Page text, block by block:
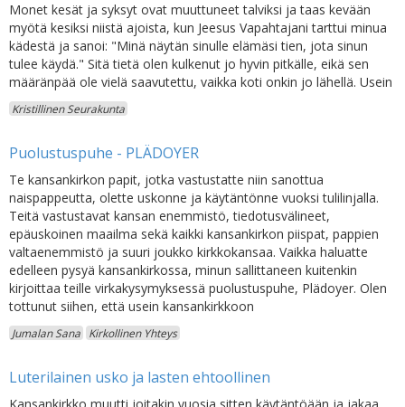
Monet kesät ja syksyt ovat muuttuneet talviksi ja taas kevään
myötä kesiksi niistä ajoista, kun Jeesus Vapahtajani tarttui minua
kädestä ja sanoi: "Minä näytän sinulle elämäsi tien, jota sinun
tulee käydä." Sitä tietä olen kulkenut jo hyvin pitkälle, eikä sen
määränpää ole vielä saavutettu, vaikka koti onkin jo lähellä. Usein
Kristillinen Seurakunta
Puolustuspuhe - PLÄDOYER
Te kansankirkon papit, jotka vastustatte niin sanottua
naispappeutta, olette uskonne ja käytäntönne vuoksi tulilinjalla.
Teitä vastustavat kansan enemmistö, tiedotusvälineet,
epäuskoinen maailma sekä kaikki kansankirkon piispat, pappien
valtaenemmistö ja suuri joukko kirkkokansaa. Vaikka haluatte
edelleen pysyä kansankirkossa, minun sallittaneen kuitenkin
kirjoittaa teille virkakysymyksessä puolustuspuhe, Plädoyer. Olen
tottunut siihen, että usein kansankirkkoon
Jumalan Sana Kirkollinen Yhteys
Luterilainen usko ja lasten ehtoollinen